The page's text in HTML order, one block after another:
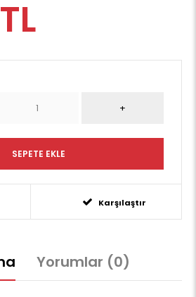
Karşılaştır
Yorumlar (0)